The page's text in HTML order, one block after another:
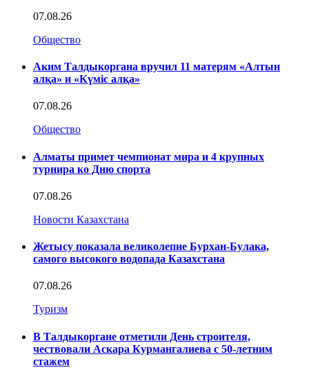
07.08.26
Общество
Аким Талдыкоргана вручил 11 матерям «Алтын
алқа» и «Күміс алқа»
07.08.26
Общество
Алматы примет чемпионат мира и 4 крупных
турнира ко Дню спорта
07.08.26
Новости Казахстана
Жетысу показала великолепие Бурхан-Булака,
самого высокого водопада Казахстана
07.08.26
Туризм
В Талдыкоргане отметили День строителя,
чествовали Аскара Курмангалиева с 50-летним
стажем